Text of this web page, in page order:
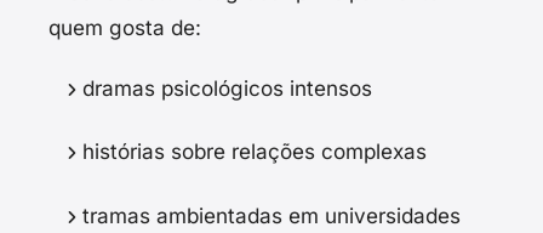
quem gosta de:
dramas psicológicos intensos
histórias sobre relações complexas
tramas ambientadas em universidades